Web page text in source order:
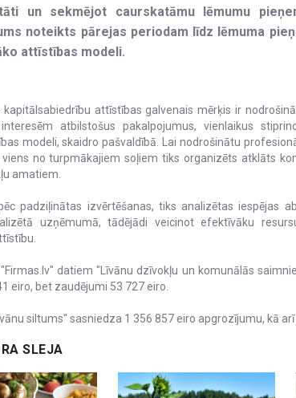
un sekmējot caurskatāmu lēmumu
noteikts pārejas periodam līdz lēmuma
attīstības modeli.
kapitālsabiedrību attīstības galvenais mērķis ir
atbilstošus pakalpojumus, vienlaikus
modeli, skaidro pašvaldībā. Lai nodrošinātu
no turpmākajiem soļiem tiks organizēts atklāts
amatiem.
padziļinātas izvērtēšanas, tiks analizētas iespējas
uzņēmumā, tādējādi veicinot efektīvāku
datiem "Līvānu dzīvokļu un komunālās
eiro, bet zaudējumi 53 727 eiro.
siltums" sasniedza 1 356 857 eiro apgrozījumu, kā
SLEJA